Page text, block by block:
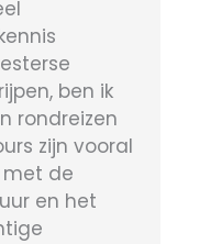
ben ik
rondreizen
zijn vooral
de
en het